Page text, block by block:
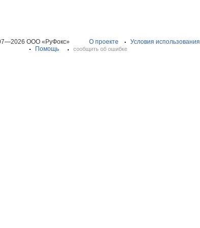
ООО «РуФокс» О проекте Условия использования
Помощь
сообщить об ошибке